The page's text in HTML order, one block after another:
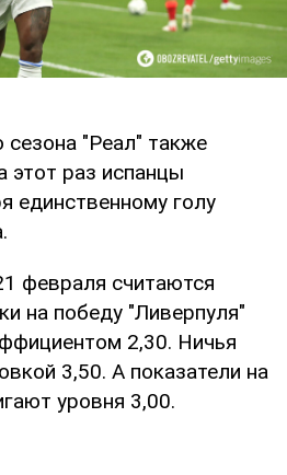
"Реал" также
этот раз испанцы
единственному голу
февраля считаются
на победу "Ливерпуля"
2,30. Ничья
3,50. А показатели на
уровня 3,00.